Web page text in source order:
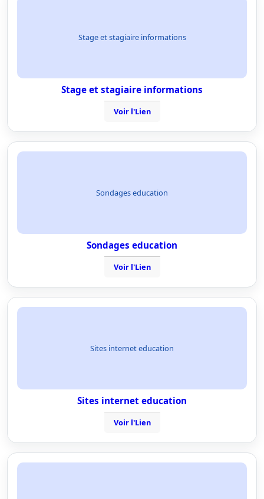
Stage et stagiaire informations
Stage et stagiaire informations
Voir l'Lien
Sondages education
Sondages education
Voir l'Lien
Sites internet education
Sites internet education
Voir l'Lien